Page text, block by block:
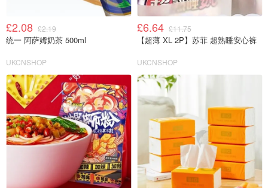
£2.08 £2.19
统一 阿萨姆奶茶 500ml
UKCNSHOP
£6.64 £11.75
【超薄 XL 2P】苏菲 超熟睡安心裤
UKCNSHOP